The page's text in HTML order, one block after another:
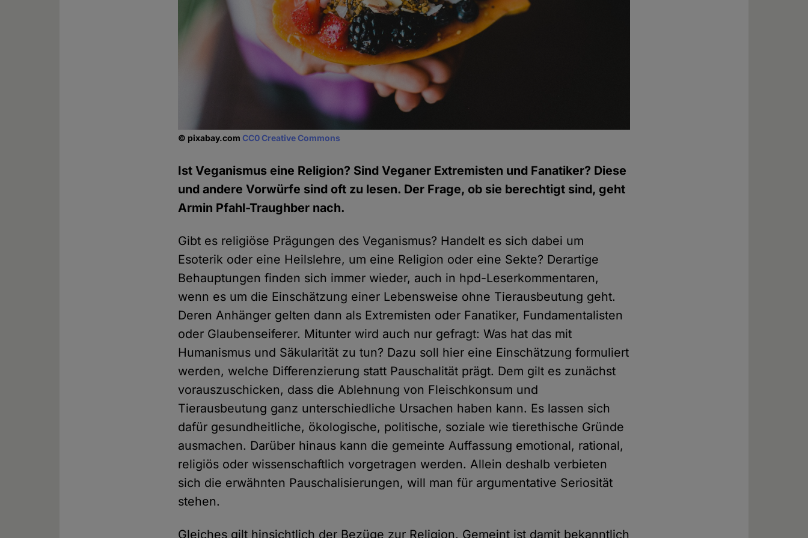
© pixabay.comCC0 Creative Commons
Ist Veganismus eine Religion? Sind Veganer Extremisten und Fanatiker? Diese
und andere Vorwürfe sind oft zu lesen. Der Frage, ob sie berechtigt sind, geht
Armin Pfahl-Traughber nach.
Gibt es religiöse Prägungen des Veganismus? Handelt es sich dabei um
Esoterik oder eine Heilslehre, um eine Religion oder eine Sekte? Derartige
Behauptungen finden sich immer wieder, auch in hpd-Leserkommentaren,
wenn es um die Einschätzung einer Lebensweise ohne Tierausbeutung geht.
Deren Anhänger gelten dann als Extremisten oder Fanatiker, Fundamentalisten
oder Glaubenseiferer. Mitunter wird auch nur gefragt: Was hat das mit
Humanismus und Säkularität zu tun? Dazu soll hier eine Einschätzung formuliert
werden, welche Differenzierung statt Pauschalität prägt. Dem gilt es zunächst
vorauszuschicken, dass die Ablehnung von Fleischkonsum und
Tierausbeutung ganz unterschiedliche Ursachen haben kann. Es lassen sich
dafür gesundheitliche, ökologische, politische, soziale wie tierethische Gründe
ausmachen. Darüber hinaus kann die gemeinte Auffassung emotional, rational,
religiös oder wissenschaftlich vorgetragen werden. Allein deshalb verbieten
sich die erwähnten Pauschalisierungen, will man für argumentative Seriosität
stehen.
Gleiches gilt hinsichtlich der Bezüge zur Religion. Gemeint ist damit bekanntlich